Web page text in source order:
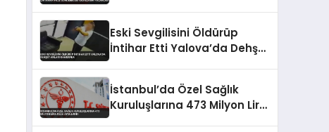
Eski Sevgilisini Öldürüp
İntihar Etti Yalova’da Dehşet
İstanbul’da Özel Sağlık
Kuruluşlarına 473 Milyon Lira